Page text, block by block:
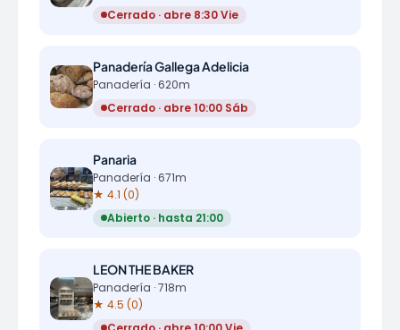
Cerrado · abre 8:30 Vie
Panadería Gallega Adelicia
Panadería · 620m
Cerrado · abre 10:00 Sáb
Panaria
Panadería · 671m
★ 4.1 (0)
Abierto · hasta 21:00
LEON THE BAKER
Panadería · 718m
★ 4.5 (0)